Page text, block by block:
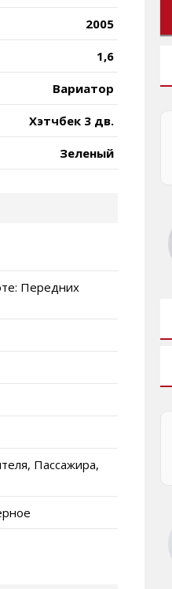
2005
1,6
Вариатор
Хэтчбек 3 дв.
Зеленый
Передних
Пассажира,